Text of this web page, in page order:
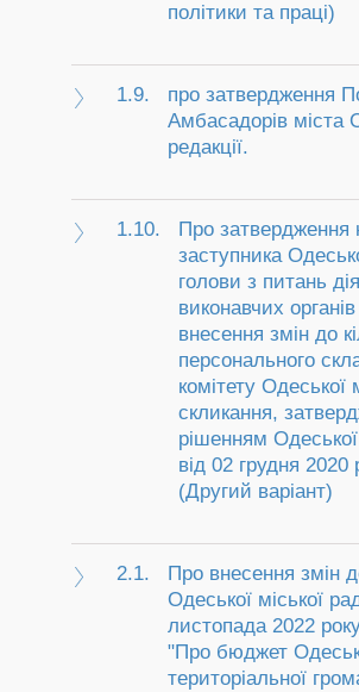
політики та праці)
1.9.
про затвердження
Амбасадорів міста
редакції.
1.10.
Про затвердження
заступника
голови з питань
виконавчих
внесення змін до
персонального
комітету Одеської
скликання,
рішенням
від 02 грудня
(Другий варіант)
2.1.
Про внесення змін
Одеської міської
листопада 2022
"Про бюджет
територіальної